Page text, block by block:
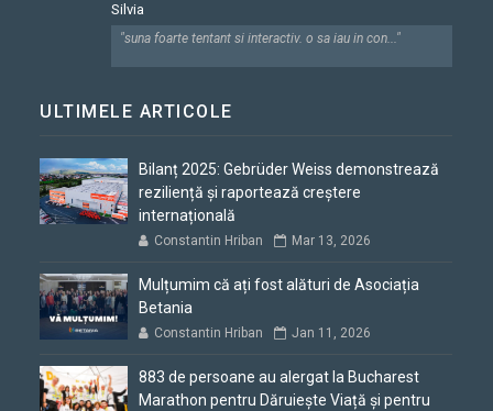
Silvia
"suna foarte tentant si interactiv. o sa iau in con..."
ULTIMELE ARTICOLE
Bilanț 2025: Gebrüder Weiss demonstrează
reziliență și raportează creștere
internațională
Constantin Hriban Mar 13, 2026
Mulțumim că ați fost alături de Asociația
Betania
Constantin Hriban Jan 11, 2026
883 de persoane au alergat la Bucharest
Marathon pentru Dăruiește Viață și pentru